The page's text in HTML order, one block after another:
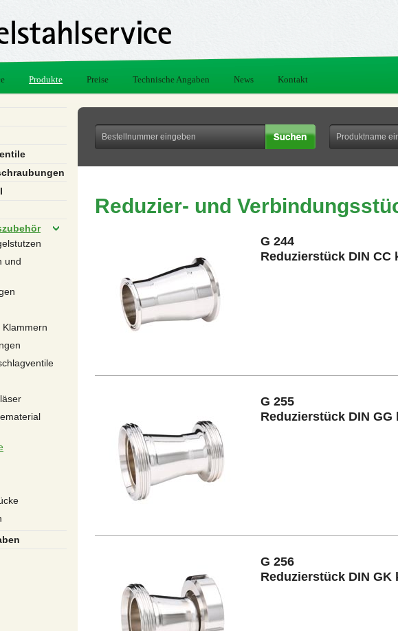
Produkte Preise Technische Angaben News Kontakt
und
Reduzier- und
G 244
Reduzierstück DIN CC
G 255
Reduzierstück DIN
G 256
Reduzierstück DIN GK